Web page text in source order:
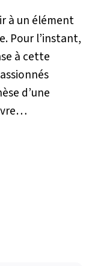
à un élément
Pour l’instant,
à cette
d’une